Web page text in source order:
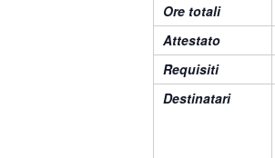
Ore totali
Attestato
Requisiti
Destinatari